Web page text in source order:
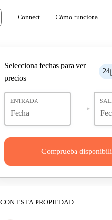
Connect Cómo funciona
24
Selecciona fechas para ver
precios
ENTRADA
Comprueba
CON ESTA PROPIEDAD